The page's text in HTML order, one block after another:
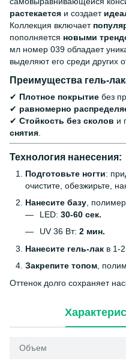
растекается и создает
Коллекция включает
пополняется новыми
мл номер 039 обладает
выделяют его среди других
Преимущества гель-
✔ Плотное покрытие без
✔ равномерно
✔ Стойкость без сколов и
снятия
Технология нанесения:
Подготовьте ногти:
очистите, обезжирьте,
Нанесите базу ,
LED: 30-60 сек.
UV 36 Вт: 2 мин.
Нанесите гель-лак в 1-
Закрепите топом ,
Оттенок долго сохраняет
Объем